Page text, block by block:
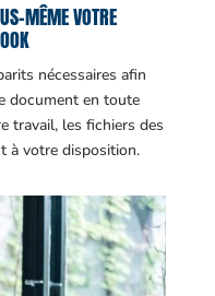
MÊME VOTRE
nécessaires afin
document en toute
travail, les fichiers des
à votre disposition.